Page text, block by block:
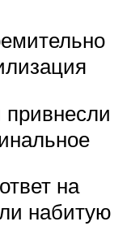
привнесли
на
набитую